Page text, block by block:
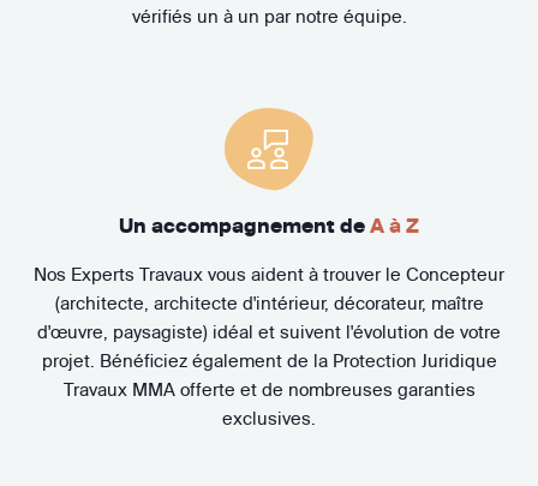
vérifiés un à un par notre équipe.
Un accompagnement de A à Z
Nos Experts Travaux vous aident à trouver le Concepteur
(architecte, architecte d'intérieur, décorateur, maître
d'œuvre, paysagiste) idéal et suivent l'évolution de votre
projet. Bénéficiez également de la Protection Juridique
Travaux MMA offerte et de nombreuses garanties
exclusives.